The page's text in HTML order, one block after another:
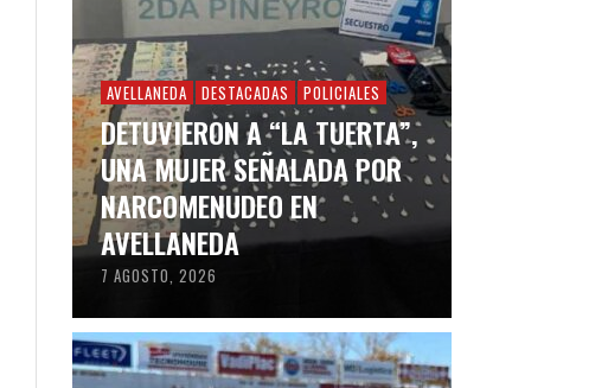
AVELLANEDA DESTACADAS POLICIALES
DETUVIERON A “LA TUERTA”,
UNA MUJER SEÑALADA POR
NARCOMENUDEO EN
AVELLANEDA
7 AGOSTO, 2026